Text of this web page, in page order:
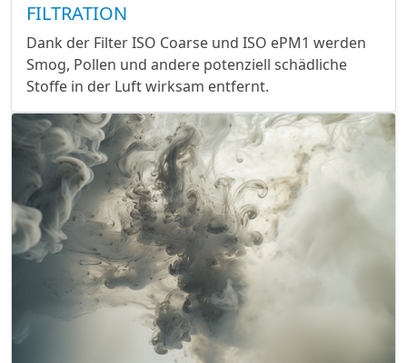
FILTRATION
Dank der Filter ISO Coarse und ISO ePM1 werden
Smog, Pollen und andere potenziell schädliche
Stoffe in der Luft wirksam entfernt.